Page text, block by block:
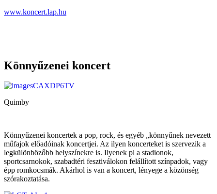
www.koncert.lap.hu
Könnyűzenei koncert
Quimby
Könnyűzenei koncertek a pop, rock, és egyéb „könnyűnek nevezett
műfajok előadóinak koncertjei. Az ilyen koncerteket is szervezik a
legkülönbözőbb helyszínekre is. Ilyenek pl a stadionok,
sportcsarnokok, szabadtéri fesztiválokon felállított színpadok, vagy
épp romkocsmák. Akárhol is van a koncert, lényege a közönség
szórakoztatása.